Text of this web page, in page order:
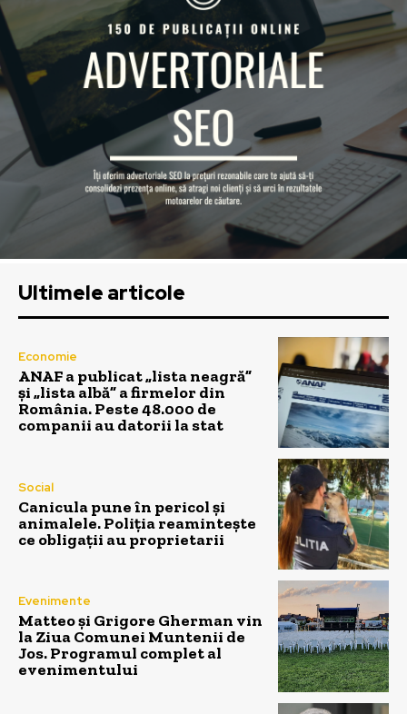
Ultimele articole
Economie
ANAF a publicat „lista neagră”
și „lista albă” a firmelor din
România. Peste 48.000 de
companii au datorii la stat
Social
Canicula pune în pericol și
animalele. Poliția reamintește
ce obligații au proprietarii
Evenimente
Matteo și Grigore Gherman vin
la Ziua Comunei Muntenii de
Jos. Programul complet al
evenimentului